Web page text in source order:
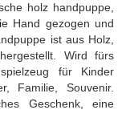
holz handpuppe,
Hand gezogen und
ist aus Holz,
Wird fürs
für Kinder
Familie, Souvenir.
Geschenk, eine